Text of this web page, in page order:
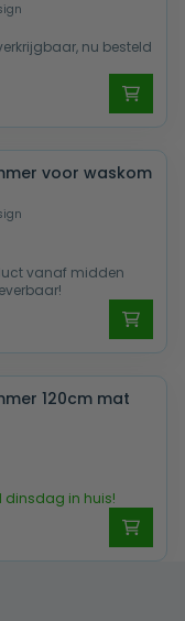
nu besteld
voor waskom
vanaf midden
120cm mat
dinsdag in huis!